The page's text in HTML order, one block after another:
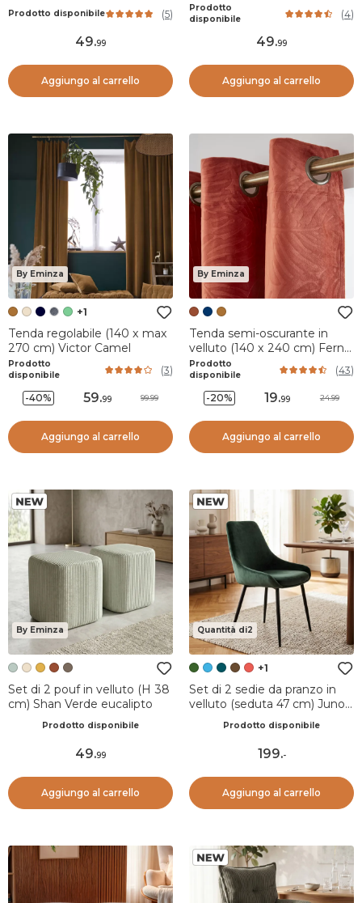
Prodotto disponibile (5)
49.99
Aggiungo al carrello
Prodotto
disponibile
(4)
49.99
Aggiungo al carrello
By Eminza
+1
Tenda regolabile (140 x max
270 cm) Victor Camel
Prodotto
disponibile
(3)
-40% 59.99 99.99
Aggiungo al carrello
By Eminza
Tenda semi-oscurante in
velluto (140 x 240 cm) Fern
Terracotta
Prodotto
disponibile
(43)
-20% 19.99 24.99
Aggiungo al carrello
By Eminza
Set di 2 pouf in velluto (H 38
cm) Shan Verde eucalipto
Prodotto disponibile
49.99
Aggiungo al carrello
Quantità di2
+1
Set di 2 sedie da pranzo in
velluto (seduta 47 cm) Juno
Prodotto disponibile
199.-
Aggiungo al carrello